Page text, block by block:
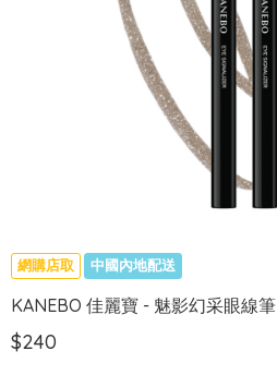
網購店取 中國內地配送
KANEBO 佳麗寶 - 魅影幻采眼線筆
$240